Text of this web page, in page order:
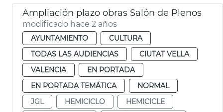
Ampliación plazo obras Salón de Plenos
modificado hace 2 años
AYUNTAMIENTO
CULTURA
TODAS LAS AUDIENCIAS
CIUTAT VELLA
VALENCIA
EN PORTADA
EN PORTADA TEMÁTICA
NORMAL
JGL
HEMICICLO
HEMICICLE